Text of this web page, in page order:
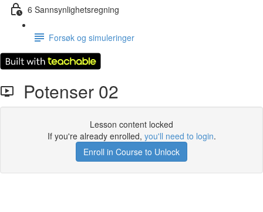
6 Sannsynlighetsregning
Forsøk og simuleringer
Potenser 02
Lesson content locked
If you're already enrolled, you'll need to login.
Enroll in Course to Unlock